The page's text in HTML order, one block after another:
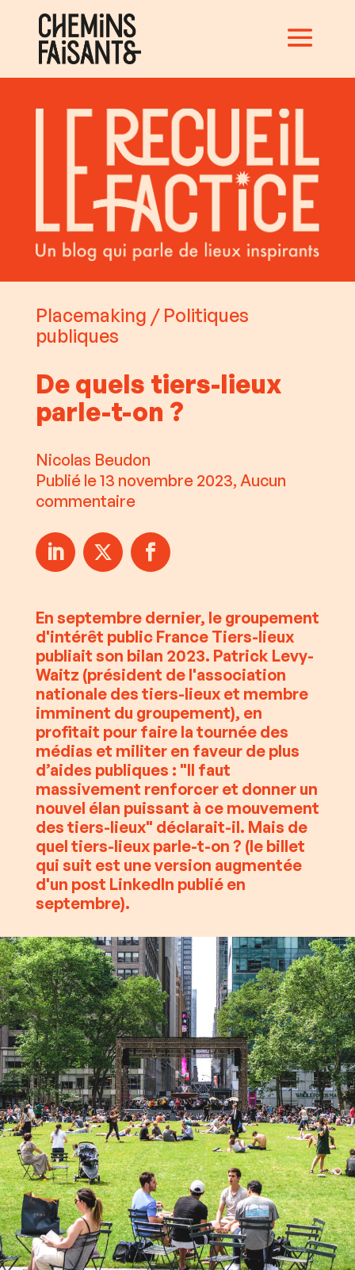
Placemaking / Politiques
publiques
De quels tiers-lieux
parle-t-on ?
Nicolas Beudon
Publié le 13 novembre 2023, Aucun
commentaire
En septembre dernier, le groupement
d'intérêt public France Tiers-lieux
publiait son bilan 2023. Patrick Levy-
Waitz (président de l'association
nationale des tiers-lieux et membre
imminent du groupement), en
profitait pour faire la tournée des
médias et militer en faveur de plus
d’aides publiques : "Il faut
massivement renforcer et donner un
nouvel élan puissant à ce mouvement
des tiers-lieux" déclarait-il. Mais de
quel tiers-lieux parle-t-on ? (le billet
qui suit est une version augmentée
d'un post LinkedIn publié en
septembre).